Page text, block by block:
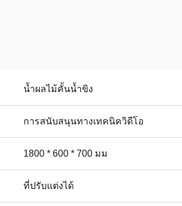
น้ำผลไม้คั้นน้ำขิง
การสนับสนุนทางเทคนิควิดีโอ
1800 * 600 * 700 มม
ที่ปรับแต่งได้